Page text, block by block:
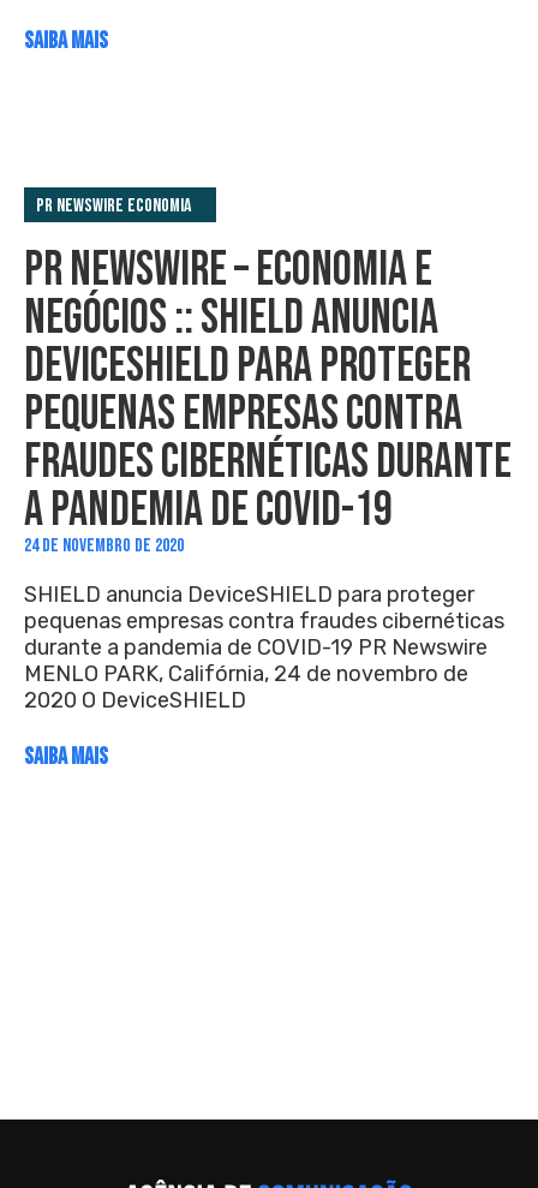
SAIBA MAIS
PR Newswire Economia
PR NEWSWIRE – ECONOMIA E
NEGÓCIOS :: SHIELD ANUNCIA
DEVICESHIELD PARA PROTEGER
PEQUENAS EMPRESAS CONTRA
FRAUDES CIBERNÉTICAS DURANTE
A PANDEMIA DE COVID-19
24 DE NOVEMBRO DE 2020
SHIELD anuncia DeviceSHIELD para proteger
pequenas empresas contra fraudes cibernéticas
durante a pandemia de COVID-19 PR Newswire
MENLO PARK, Califórnia, 24 de novembro de
2020 O DeviceSHIELD
SAIBA MAIS